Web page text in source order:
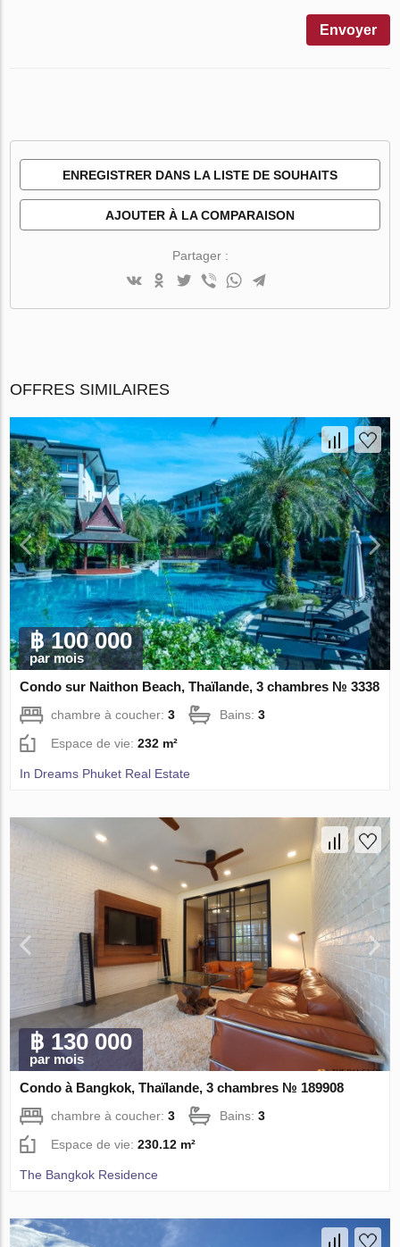
Envoyer
ENREGISTRER DANS LA LISTE DE SOUHAITS
AJOUTER À LA COMPARAISON
Partager :
OFFRES SIMILAIRES
฿ 100 000
par mois
Condo sur Naithon Beach, Thaïlande, 3 chambres № 3338
chambre à coucher:3 Bains:3
Espace de vie:232 m²
In Dreams Phuket Real Estate
฿ 130 000
par mois
Condo à Bangkok, Thaïlande, 3 chambres № 189908
chambre à coucher:3 Bains:3
Espace de vie:230.12 m²
The Bangkok Residence